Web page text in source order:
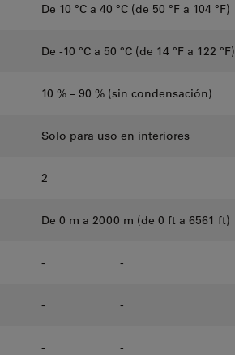
De 10 °C a 40 °C (de 50 °F a 104 °F)
De -10 °C a 50 °C (de 14 °F a 122 °F)
10 % – 90 % (sin condensación)
Solo para uso en interiores
2
De 0 m a 2000 m (de 0 ft a 6561 ft)
- -
- -
- -